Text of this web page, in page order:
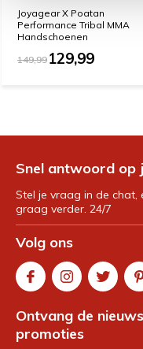
Joyagear X Poatan
Performance Tribal MMA
Handschoenen
149,99129,99
Snel antwoord op
Stel je vraag in de chat,
graag verder. 24/7
Volg ons
Ontvang de
promoties